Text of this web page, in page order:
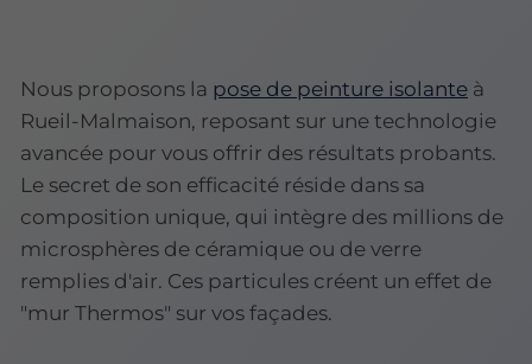
Nous proposons la pose de peinture isolante à
Rueil-Malmaison, reposant sur une technologie
avancée pour vous offrir des résultats probants.
Le secret de son efficacité réside dans sa
composition unique, qui intègre des millions de
microsphères de céramique ou de verre
remplies d'air. Ces particules créent un effet de
"mur Thermos" sur vos façades.